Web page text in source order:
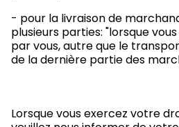
- pour la livraison de
plusieurs parties: "lorsque
par vous, autre que le
de la dernière partie des
Lorsque vous exercez votre